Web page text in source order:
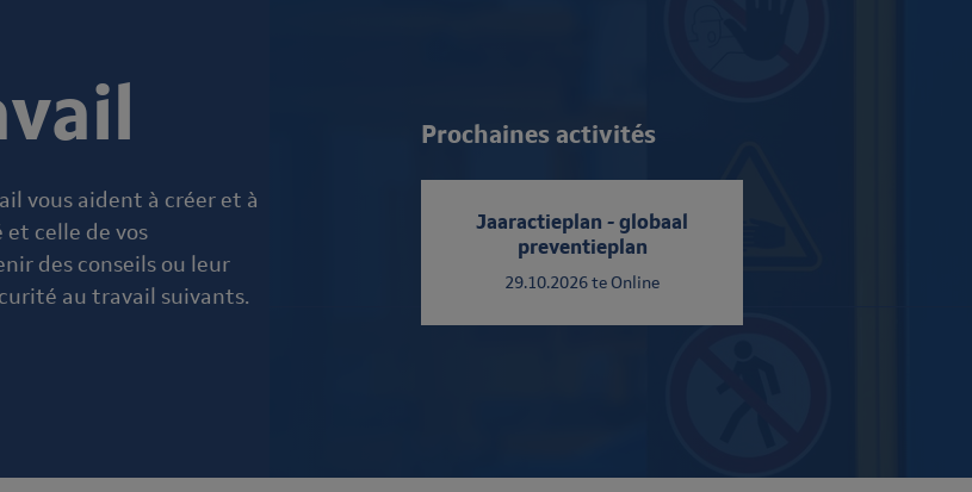
vous aident à créer et à
celle de vos
des conseils ou leur
au travail suivants.
Prochaines activités
Jaaractieplan - globaal
preventieplan
29.10.2026te Online